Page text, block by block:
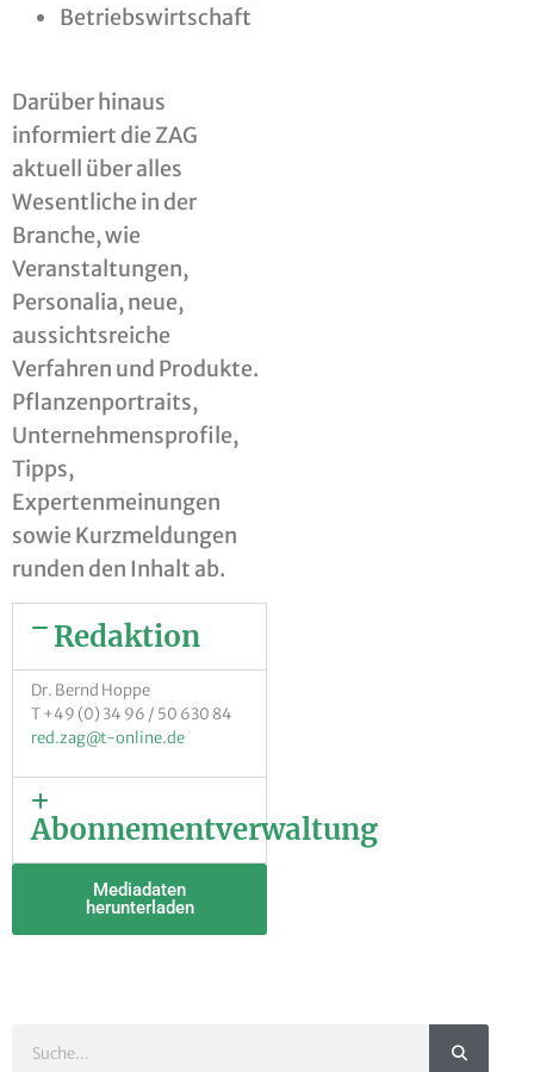
Betriebswirtschaft
Darüber hinaus
informiert die ZAG
aktuell über alles
Wesentliche in der
Branche, wie
Veranstaltungen,
Personalia, neue,
aussichtsreiche
Verfahren und Produkte.
Pflanzenportraits,
Unternehmensprofile,
Tipps,
Expertenmeinungen
sowie Kurzmeldungen
runden den Inhalt ab.
Redaktion
Dr. Bernd Hoppe
T +49 (0) 34 96 / 50 630 84
red.zag@t-online.de
Abonnementverwaltung
Mediadaten
herunterladen